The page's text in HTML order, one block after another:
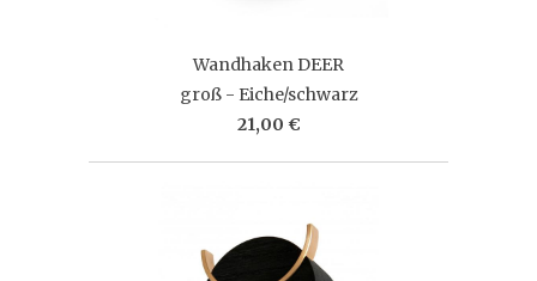
Wandhaken DEER
groß - Eiche/schwarz
21,00 €